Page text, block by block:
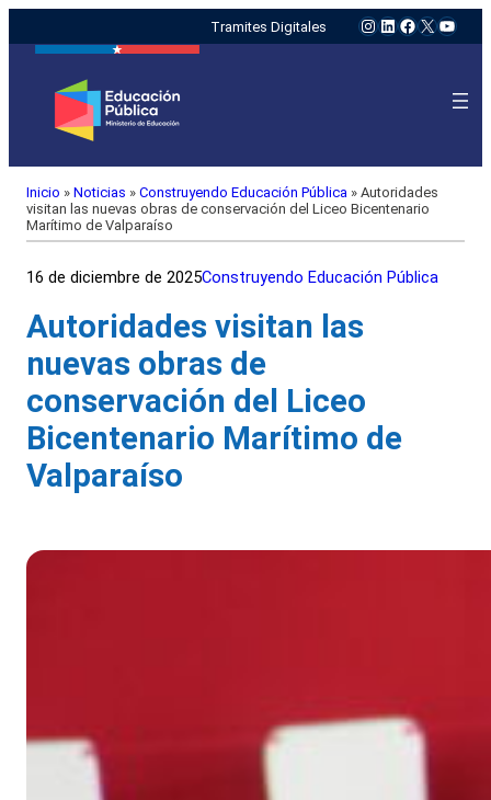
Tramites Digitales Instagram
LinkedIn
Facebook
X
Inicio » Noticias » Construyendo Educación Pública » Autoridades
visitan las nuevas obras de conservación del Liceo Bicentenario
Marítimo de Valparaíso
16 de diciembre de 2025Construyendo Educación Pública
Autoridades visitan las
nuevas obras de
conservación del Liceo
Bicentenario Marítimo de
Valparaíso